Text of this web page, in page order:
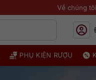
Về chúng tôi
PHỤ KIỆN RƯỢU